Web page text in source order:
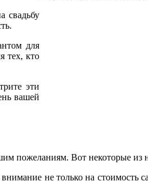
свадьбу
для
тех, кто
эти
вашей
пожеланиям. Вот некоторые из
не только на стоимость